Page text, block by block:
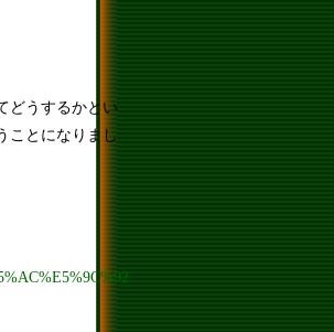
どうするかとい
ことになりまし